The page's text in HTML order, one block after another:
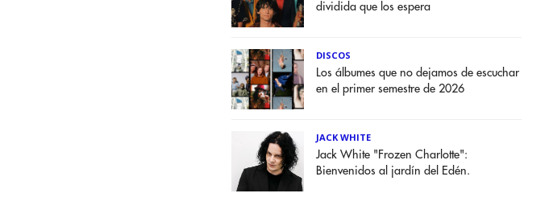
dividida que los espera
DISCOS
Los álbumes que no dejamos de escuchar
en el primer semestre de 2026
JACK WHITE
Jack White "Frozen Charlotte":
Bienvenidos al jardín del Edén.